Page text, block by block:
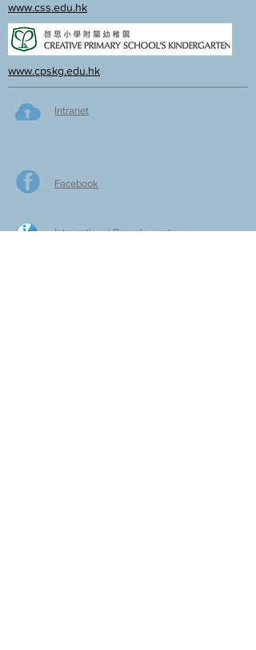
www.css.edu.hk
www.cpskg.edu.hk
Intranet
Facebook
International Baccalaureate